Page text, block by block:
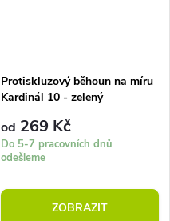
Protiskluzový běhoun na míru
Kardinál 10 - zelený
od 269 Kč
Do 5-7 pracovních dnů
odešleme
ZOBRAZIT